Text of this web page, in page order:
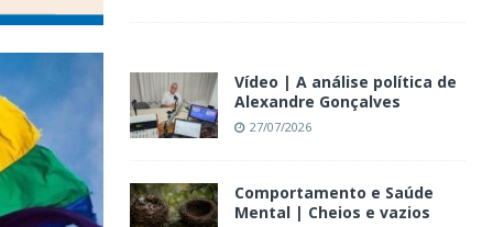
Vídeo | A análise política de
Alexandre Gonçalves
27/07/2026
Comportamento e Saúde
Mental | Cheios e vazios